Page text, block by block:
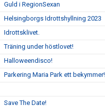
Guld i RegionSexan
Helsingborgs Idrottshyllning 2023
Idrottsklivet.
Träning under höstlovet!
Halloweendisco!
Parkering Maria Park ett bekymmer!
Save The Date!